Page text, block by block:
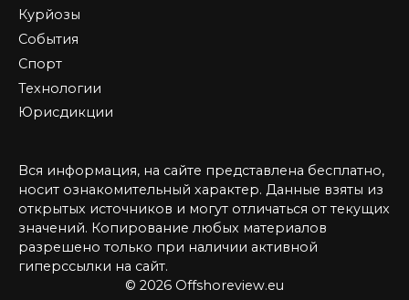
Курйозы
События
Спорт
Технологии
Юрисдикции
Вся информация, на сайте представлена бесплатно,
носит ознакомительный характер. Данные взяты из
открытых источников и могут отличаться от текущих
значений. Копирование любых материалов
разрешено только при наличии активной
гиперссылки на сайт.
© 2026 Offshoreview.eu